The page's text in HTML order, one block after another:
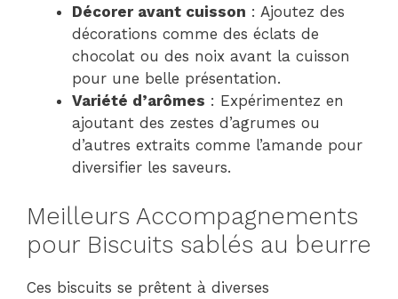
Décorer avant cuisson : Ajoutez des
décorations comme des éclats de
chocolat ou des noix avant la cuisson
pour une belle présentation.
Variété d’arômes : Expérimentez en
ajoutant des zestes d’agrumes ou
d’autres extraits comme l’amande pour
diversifier les saveurs.
Meilleurs Accompagnements
pour Biscuits sablés au beurre
Ces biscuits se prêtent à diverses